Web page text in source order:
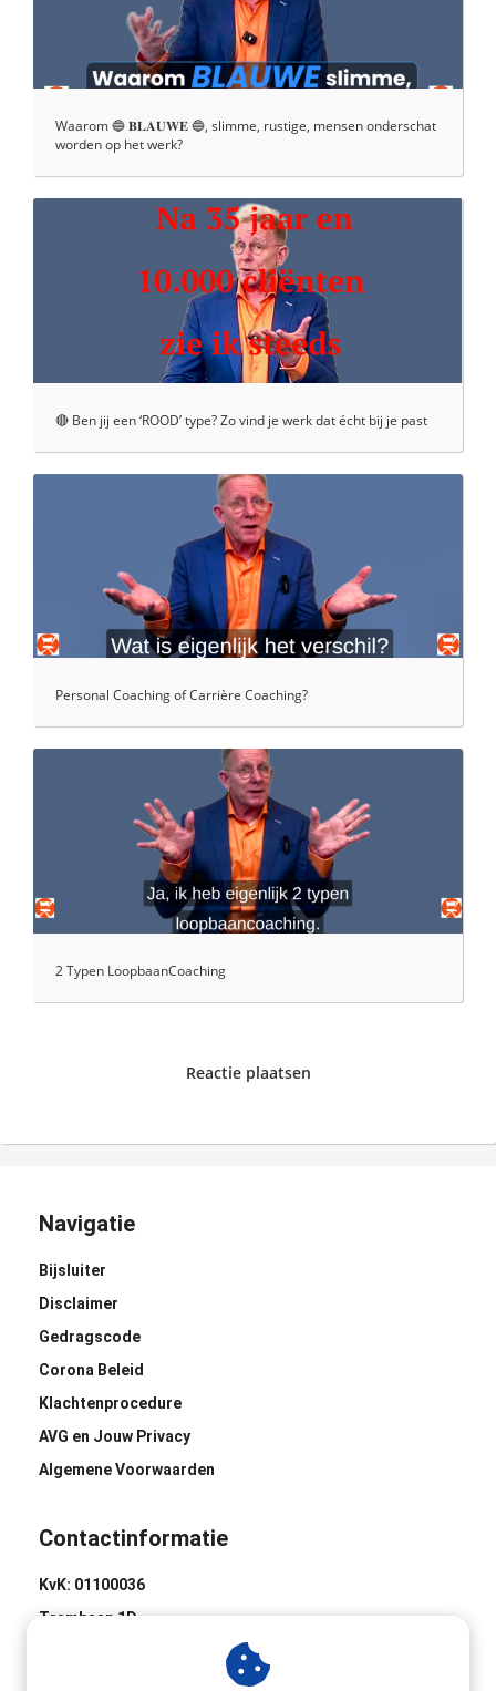
Waarom 🔵 𝐁𝐋𝐀𝐔𝐖𝐄 🔵, slimme, rustige, mensen onderschat
worden op het werk?
🔴 Ben jij een ‘ROOD’ type? Zo vind je werk dat écht bij je past
Personal Coaching of Carrière Coaching?
2 Typen LoopbaanCoaching
Reactie plaatsen
Navigatie
Bijsluiter
Disclaimer
Gedragscode
Corona Beleid
Klachtenprocedure
AVG en Jouw Privacy
Algemene Voorwaarden
Contactinformatie
KvK: 01100036
Trambaan 1D